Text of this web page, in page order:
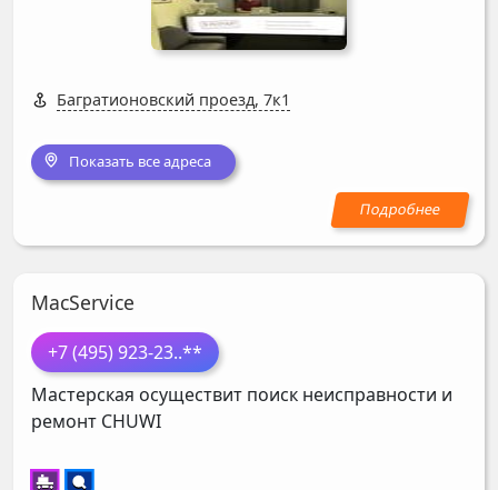
Багратионовский проезд, 7к1
Показать все адреса
MacService
+7 (495) 923-23..**
Мастерская осуществит поиск неисправности и
ремонт CHUWI